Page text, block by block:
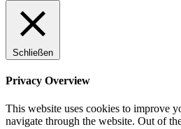
Schließen
Privacy Overview
This website uses cookies to improve
navigate through the website. Out of